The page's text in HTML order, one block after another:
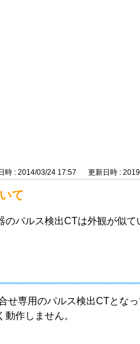
時 : 2014/03/24 17:57 更新日時 :
て
パルス検出CTは外観が似て
せ専用のパルス検出CTとな
作しません。